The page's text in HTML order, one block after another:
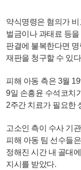
약식명령은 혐의가
벌금이나 과태료 등
판결에 불복한다면
재판을 청구할 수 있
피해 아동 측은 3월
9일 손흥윤 수석코치
2주간 치료가 필요한
고소인 측이 수사 기
피해 아동 팀 선수들
정해진 시간 내 골대
지시를 받았다.